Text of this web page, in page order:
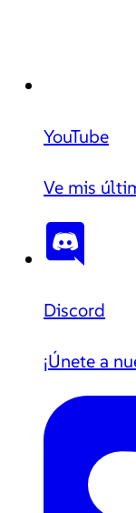
YouTube
Ve mis
Discord
¡Únete a